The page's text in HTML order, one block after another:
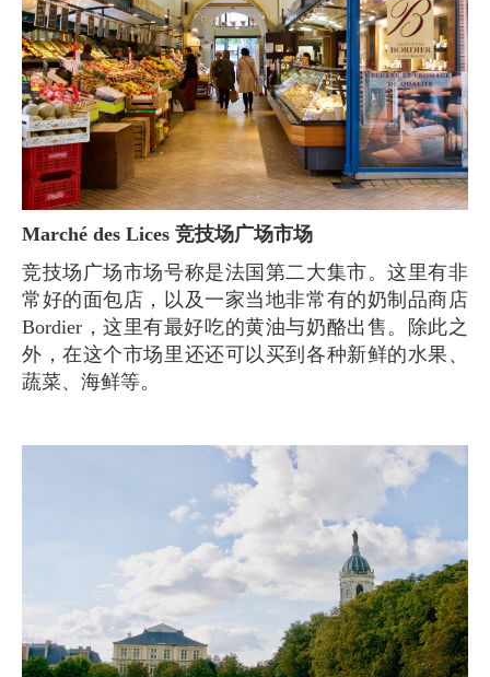
Marché des Lices 竞技场广场市场
竞技场广场市场号称是法国第二大集市。这里有非
常好的面包店，以及一家当地非常有的奶制品商店
Bordier，这里有最好吃的黄油与奶酪出售。除此之
外，在这个市场里还还可以买到各种新鲜的水果、
蔬菜、海鲜等。